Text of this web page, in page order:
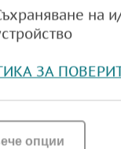
Алтман
на
ЗА
опции